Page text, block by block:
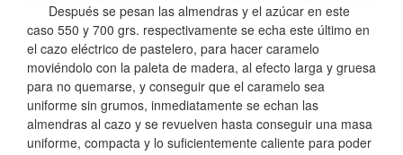
Después se pesan las almendras y el azúcar en este
caso 550 y 700 grs. respectivamente se echa este último en
el cazo eléctrico de pastelero, para hacer caramelo
moviéndolo con la paleta de madera, al efecto larga y gruesa
para no quemarse, y conseguir que el caramelo sea
uniforme sin grumos, inmediatamente se echan las
almendras al cazo y se revuelven hasta conseguir una masa
uniforme, compacta y lo suficientemente caliente para poder